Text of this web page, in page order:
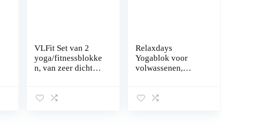
VLFit Set van 2
yoga/fitnessblokke
n, van zeer dicht
en licht;
Relaxdays
Yogablok voor
volwassenen,
oefeningen, hard